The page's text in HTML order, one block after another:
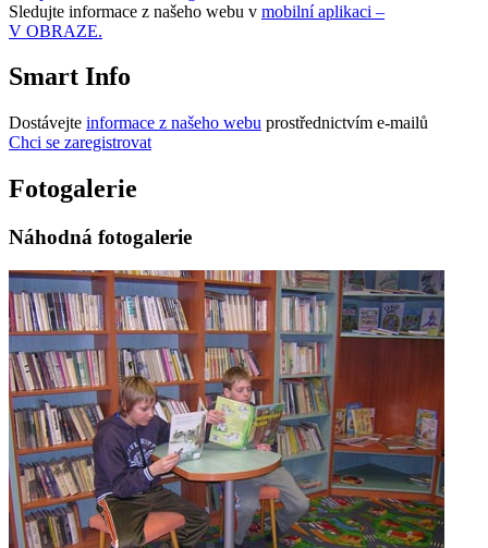
Sledujte informace z našeho webu v mobilní aplikaci –
V OBRAZE.
Smart Info
Dostávejte informace z našeho webu prostřednictvím e-mailů
Chci se zaregistrovat
Fotogalerie
Náhodná fotogalerie